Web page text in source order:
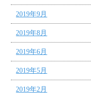
2019年9月
2019年8月
2019年6月
2019年5月
2019年2月